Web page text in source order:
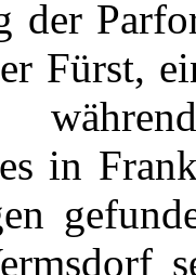
der
Fürst,
in